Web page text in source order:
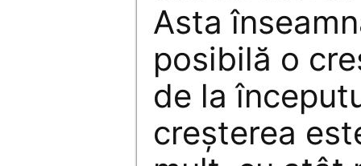
Asta
posibilă o
de la
creşterea